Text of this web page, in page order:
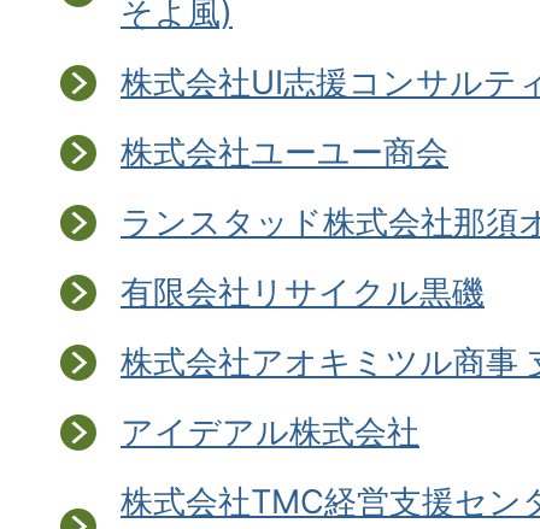
そよ風)
株式会社UI志援コンサルテ
株式会社ユーユー商会
ランスタッド株式会社那須
有限会社リサイクル黒磯
株式会社アオキミツル商事
アイデアル株式会社
株式会社TMC経営支援セン